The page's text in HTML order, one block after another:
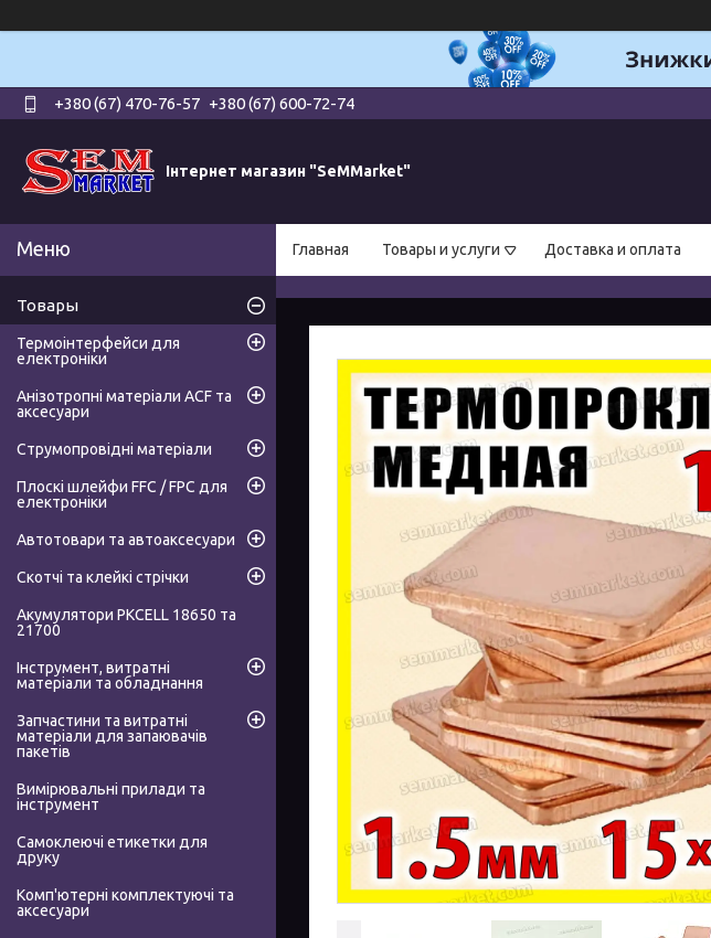
+380 (67) 470-76-57 +380 (67) 600-72-74
Інтернет магазин "SeMMarket"
Главная Товары и услуги Доставка и оплата
Товары
Термоінтерфейси для
електроніки
Анізотропні матеріали ACF та
аксесуари
Струмопровідні матеріали
Плоскі шлейфи FFC / FPC для
електроніки
Автотовари та автоаксесуари
Скотчі та клейкі стрічки
Акумулятори PKCELL 18650 та
21700
Інструмент, витратні
матеріали та обладнання
Запчастини та витратні
матеріали для запаювачів
пакетів
Вимірювальні прилади та
інструмент
Самоклеючі етикетки для
друку
Комп'ютерні комплектуючі та
аксесуари